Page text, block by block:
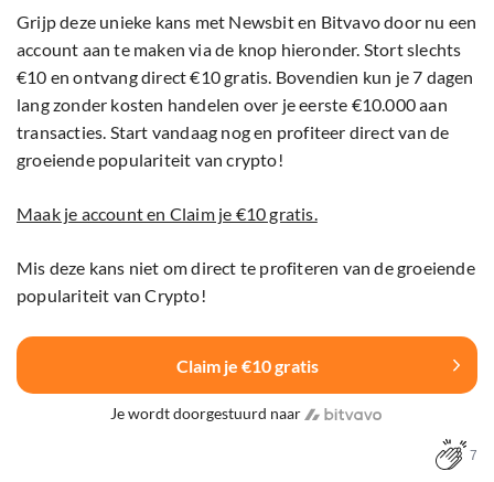
Grijp deze unieke kans met Newsbit en Bitvavo door nu een
account aan te maken via de knop hieronder. Stort slechts
€10 en ontvang direct €10 gratis. Bovendien kun je 7 dagen
lang zonder kosten handelen over je eerste €10.000 aan
transacties. Start vandaag nog en profiteer direct van de
groeiende populariteit van crypto!
Maak je account en Claim je €10 gratis.
Mis deze kans niet om direct te profiteren van de groeiende
populariteit van Crypto!
Claim je €10 gratis
Je wordt doorgestuurd naar
7